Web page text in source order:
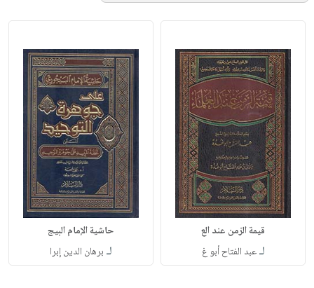
قيمة الزمن عند الع
لـعبد الفتاح أبو غ
حاشية الإمام البيج
لـ برهان الدين إبرا